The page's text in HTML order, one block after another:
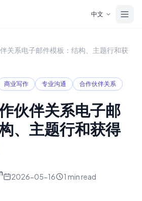
中文
关系电子邮件模板：结构、主题行和获
商业写作 专业沟通 合作伙伴关系
伙伴关系电子邮
、主题行和获得
2026-05-16 1 min read